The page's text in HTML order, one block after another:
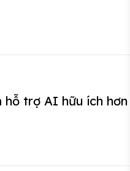
trợ AI hữu ích hơn